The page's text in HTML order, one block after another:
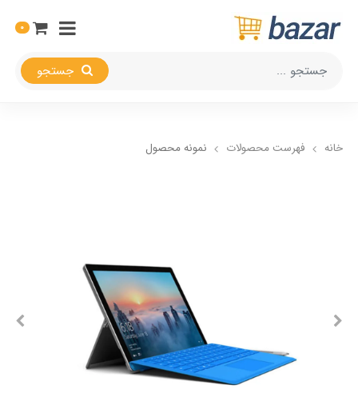
0
خانه فهرست محصولات نمونه محصول